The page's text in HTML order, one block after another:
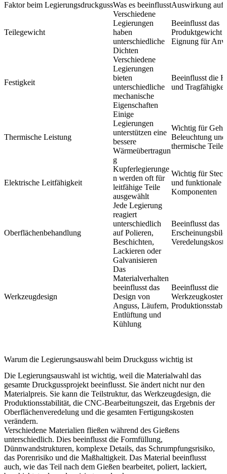
Faktor beim LegierungsdruckgussWas es beeinflusstAuswirkung auf
Teilegewicht
Verschiedene
Legierungen
haben
unterschiedliche
Dichten
Beeinflusst das
Produktgewicht
Eignung für
Festigkeit
Verschiedene
Legierungen
bieten
unterschiedliche
mechanische
Eigenschaften
Beeinflusst die
und
Thermische Leistung
Einige
Legierungen
unterstützen eine
bessere
Wärmeübertragun
g
Wichtig für
Beleuchtung und
thermische Teile
Elektrische Leitfähigkeit
Kupferlegierunge
n werden oft für
leitfähige Teile
ausgewählt
Wichtig für
und funktionale
Komponenten
Oberflächenbehandlung
Jede Legierung
reagiert
unterschiedlich
auf Polieren,
Beschichten,
Lackieren oder
Galvanisieren
Beeinflusst das
Werkzeugdesign
Das
Materialverhalten
beeinflusst das
Design von
Anguss, Läufern,
Entlüftung und
Kühlung
Beeinflusst die
Werkzeugkosten
Warum die Legierungsauswahl beim Druckguss wichtig ist
Die Legierungsauswahl ist wichtig, weil die Materialwahl das
gesamte Druckgussprojekt beeinflusst. Sie ändert nicht nur den
Materialpreis. Sie kann die Teilstruktur, das Werkzeugdesign, die
Produktionsstabilität, die CNC-Bearbeitungszeit, das Ergebnis der
Oberflächenveredelung und die gesamten Fertigungskosten
verändern.
Verschiedene Materialien fließen während des Gießens
unterschiedlich. Dies beeinflusst die Formfüllung,
Dünnwandstrukturen, komplexe Details, das Schrumpfungsrisiko,
das Porenrisiko und die Maßhaltigkeit. Das Material beeinflusst
auch, wie das Teil nach dem Gießen bearbeitet, poliert, lackiert,